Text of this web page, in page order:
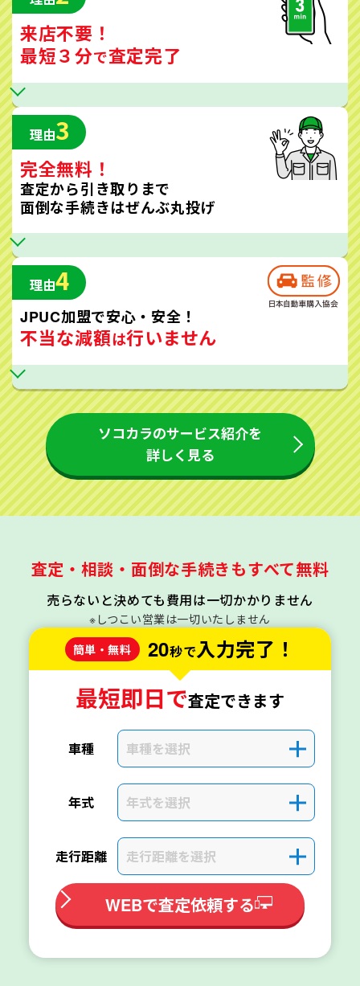
来店不要！
最短３分で査定完了
理由3
完全無料！
査定から引き取りまで
面倒な手続きはぜんぶ丸投げ
理由4
JPUC加盟で安心・安全！
不当な減額は行いません
ソコカラのサービス紹介を
詳しく見る
査定・相談・面倒な手続きもすべて無料
売らないと決めても費用は一切かかりません
※しつこい営業は一切いたしません
簡単・無料
20秒で入力完了！
最短即日で査定できます
車種 車種を選択 ＋
年式 年式を選択 ＋
走行距離 走行距離を選択 ＋
WEBで査定依頼する